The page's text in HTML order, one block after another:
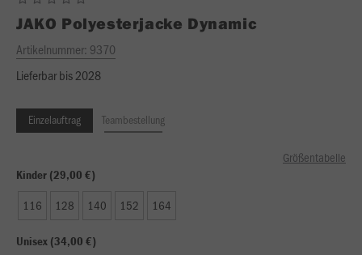
JAKO Polyesterjacke Dynamic
Artikelnummer: 9370
Lieferbar bis 2028
Einzelauftrag Teambestellung
Größentabelle
Kinder (29,00 €)
116 128 140 152 164
Unisex (34,00 €)